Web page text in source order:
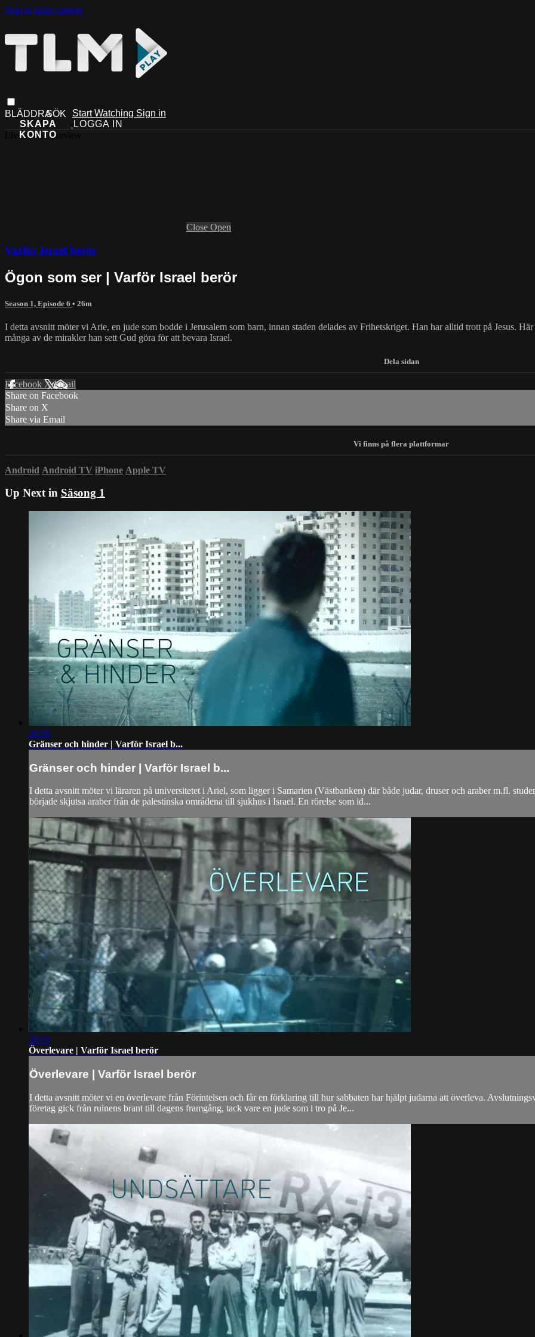
Skip to main content
Start Watching Sign in
Live stream preview
Close Open
Varför Israel berör
Ögon som ser | Varför Israel berör
Season 1, Episode 6 • 26m
I detta avsnitt möter vi Arie, en jude som bodde i Jerusalem som barn, innan staden delades av Frihetskriget. Han har alltid trott på Jesus.
många av de mirakler han sett Gud göra för att bevara Israel.
Facebook XEmail
Share on Facebook
Share on X
Share via Email
Android Android TV iPhone Apple TV
Up Next in Säsong 1
26:56
Gränser och hinder | Varför Israel b...
Gränser och hinder | Varför Israel b...
I detta avsnitt möter vi läraren på universitetet i Ariel, som ligger i Samarien (Västbanken) där både judar, druser och araber m.fl.
började skjutsa araber från de palestinska områdena till sjukhus i Israel. En rörelse som id...
26:55
Överlevare | Varför Israel berör
Överlevare | Varför Israel berör
I detta avsnitt möter vi en överlevare från Förintelsen och får en förklaring till hur sabbaten har hjälpt judarna att överleva.
företag gick från ruinens brant till dagens framgång, tack vare en jude som i tro på Je...